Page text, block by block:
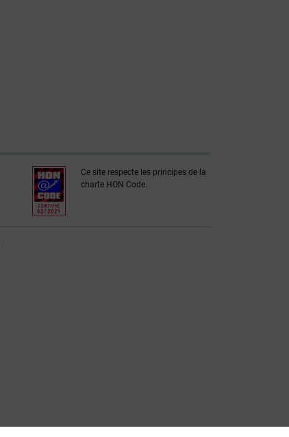
Ce site respecte les principes de la
charte HON Code.